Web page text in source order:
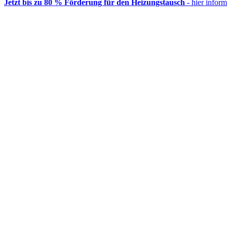
Jetzt bis zu 80 % Förderung für den Heizungstausch - hier